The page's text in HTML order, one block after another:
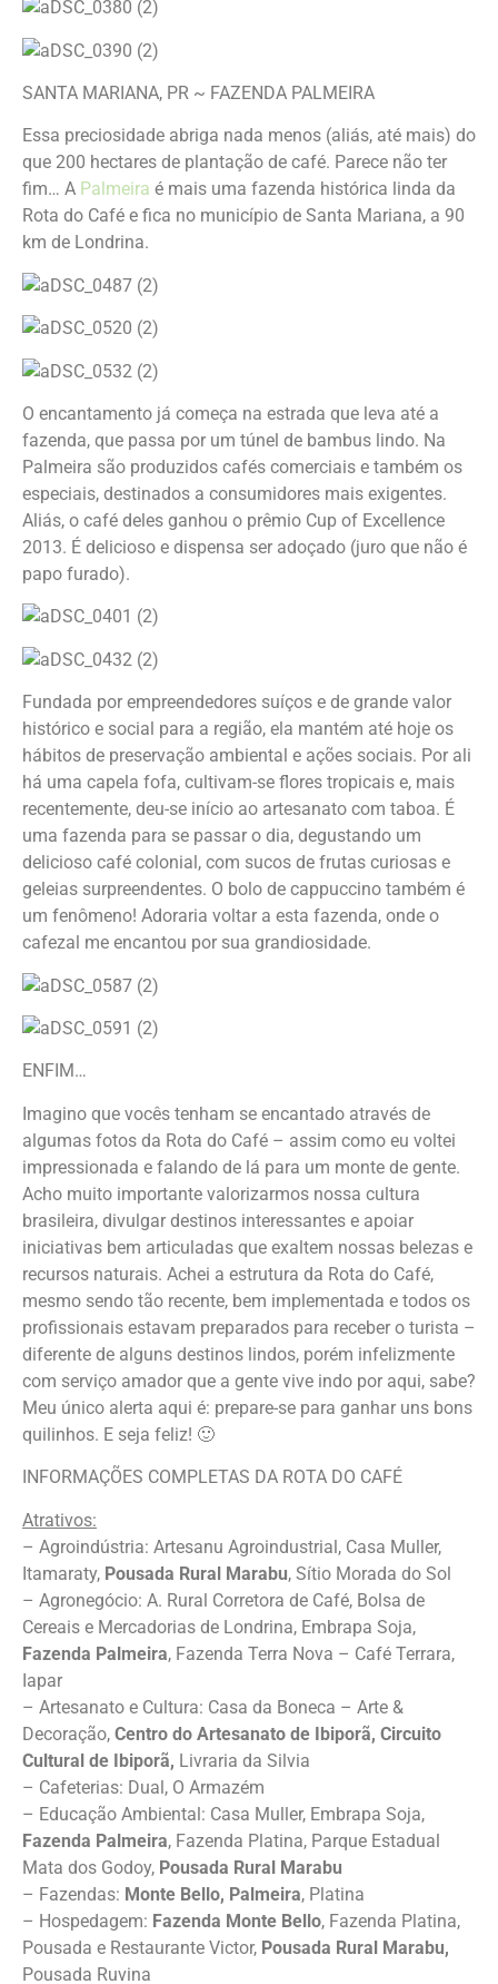
SANTA MARIANA, PR ~ FAZENDA PALMEIRA
Essa preciosidade abriga nada menos (aliás, até mais) do
que 200 hectares de plantação de café. Parece não ter
fim… A Palmeira é mais uma fazenda histórica linda da
Rota do Café e fica no município de Santa Mariana, a 90
km de Londrina.
O encantamento já começa na estrada que leva até a
fazenda, que passa por um túnel de bambus lindo. Na
Palmeira são produzidos cafés comerciais e também os
especiais, destinados a consumidores mais exigentes.
Aliás, o café deles ganhou o prêmio Cup of Excellence
2013. É delicioso e dispensa ser adoçado (juro que não é
papo furado).
Fundada por empreendedores suíços e de grande valor
histórico e social para a região, ela mantém até hoje os
hábitos de preservação ambiental e ações sociais. Por ali
há uma capela fofa, cultivam-se flores tropicais e, mais
recentemente, deu-se início ao artesanato com taboa. É
uma fazenda para se passar o dia, degustando um
delicioso café colonial, com sucos de frutas curiosas e
geleias surpreendentes. O bolo de cappuccino também é
um fenômeno! Adoraria voltar a esta fazenda, onde o
cafezal me encantou por sua grandiosidade.
ENFIM…
Imagino que vocês tenham se encantado através de
algumas fotos da Rota do Café – assim como eu voltei
impressionada e falando de lá para um monte de gente.
Acho muito importante valorizarmos nossa cultura
brasileira, divulgar destinos interessantes e apoiar
iniciativas bem articuladas que exaltem nossas belezas e
recursos naturais. Achei a estrutura da Rota do Café,
mesmo sendo tão recente, bem implementada e todos os
profissionais estavam preparados para receber o turista –
diferente de alguns destinos lindos, porém infelizmente
com serviço amador que a gente vive indo por aqui, sabe?
Meu único alerta aqui é: prepare-se para ganhar uns bons
quilinhos. E seja feliz! 🙂
INFORMAÇÕES COMPLETAS DA ROTA DO CAFÉ
Atrativos:
– Agroindústria: Artesanu Agroindustrial, Casa Muller,
Itamaraty, Pousada Rural Marabu, Sítio Morada do Sol
– Agronegócio: A. Rural Corretora de Café, Bolsa de
Cereais e Mercadorias de Londrina, Embrapa Soja,
Fazenda Palmeira, Fazenda Terra Nova – Café Terrara,
Iapar
– Artesanato e Cultura: Casa da Boneca – Arte &
Decoração, Centro do Artesanato de Ibiporã, Circuito
Cultural de Ibiporã, Livraria da Silvia
– Cafeterias: Dual, O Armazém
– Educação Ambiental: Casa Muller, Embrapa Soja,
Fazenda Palmeira, Fazenda Platina, Parque Estadual
Mata dos Godoy, Pousada Rural Marabu
– Fazendas: Monte Bello, Palmeira, Platina
– Hospedagem: Fazenda Monte Bello, Fazenda Platina,
Pousada e Restaurante Victor, Pousada Rural Marabu,
Pousada Ruvina